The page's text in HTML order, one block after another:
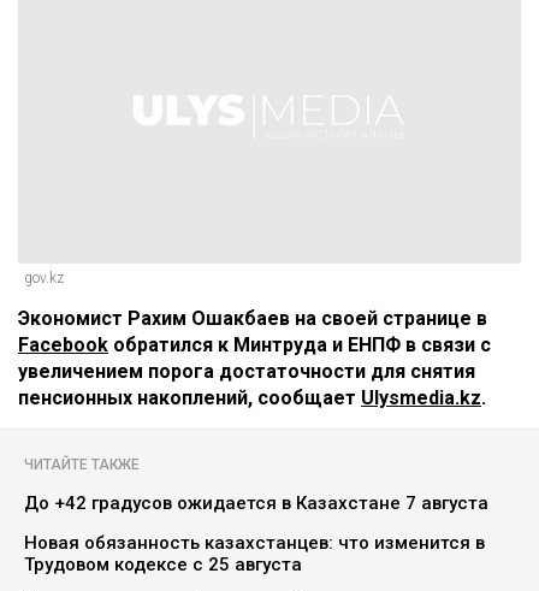
gov.kz
Экономист Рахим Ошакбаев на своей странице в
Facebook обратился к Минтруда и ЕНПФ в связи с
увеличением порога достаточности для снятия
пенсионных накоплений, сообщает Ulysmedia.kz.
ЧИТАЙТЕ ТАКЖЕ
До +42 градусов ожидается в Казахстане 7 августа
Новая обязанность казахстанцев: что изменится в
Трудовом кодексе с 25 августа